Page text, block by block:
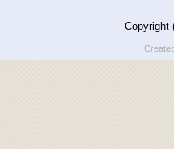
Copyright